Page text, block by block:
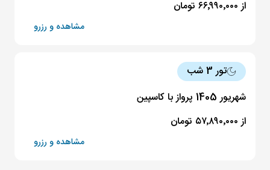
از ۶۶٬۹۹۰٬۰۰۰ تومان
مشاهده و رزرو
تور 3 شب
شهریور 1405 پرواز با کاسپین
از ۵۷٬۸۹۰٬۰۰۰ تومان
مشاهده و رزرو